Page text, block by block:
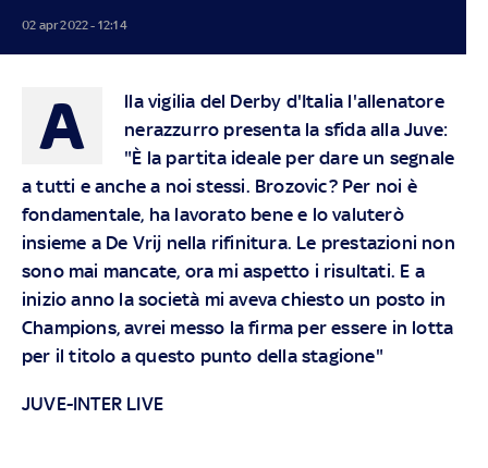
02 apr 2022 - 12:14
A
lla vigilia del Derby d'Italia l'allenatore
nerazzurro presenta la sfida alla Juve:
"È la partita ideale per dare un segnale
a tutti e anche a noi stessi. Brozovic? Per noi è
fondamentale, ha lavorato bene e lo valuterò
insieme a De Vrij nella rifinitura. Le prestazioni non
sono mai mancate, ora mi aspetto i risultati. E a
inizio anno la società mi aveva chiesto un posto in
Champions, avrei messo la firma per essere in lotta
per il titolo a questo punto della stagione"
JUVE-INTER LIVE